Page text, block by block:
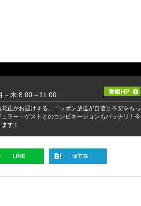
～木 8:00～11:00
正がお届けする、ニッポン放送が自信と不安をもっ
ラー・ゲストとのコンビネーションもバッチリ！今
す！